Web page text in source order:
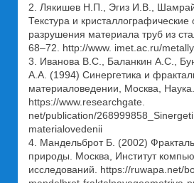
2. Лякишев Н.П., Эгиз И.В.,
Текстура и кристаллографические
разрушения материала труб из
68–72. http://www. imet.ac.ru/
3. Иванова В.С., Баланкин А.С.,
А.А. (1994) Синергетика и
материаловедении, Москва, Наука.
https://www.researchgate.
net/publication/
materialovedenii
4. Мандельброт Б. (2002)
природы. Москва, Институт
исследований. https://ruwapa.net/